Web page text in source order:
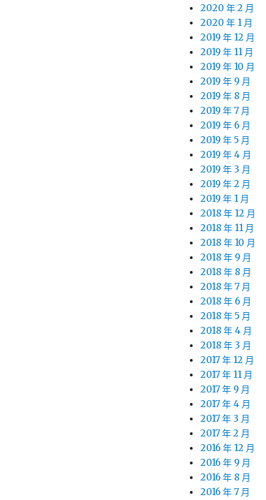
2020 年 2 月
2020 年 1 月
2019 年 12 月
2019 年 11 月
2019 年 10 月
2019 年 9 月
2019 年 8 月
2019 年 7 月
2019 年 6 月
2019 年 5 月
2019 年 4 月
2019 年 3 月
2019 年 2 月
2019 年 1 月
2018 年 12 月
2018 年 11 月
2018 年 10 月
2018 年 9 月
2018 年 8 月
2018 年 7 月
2018 年 6 月
2018 年 5 月
2018 年 4 月
2018 年 3 月
2017 年 12 月
2017 年 11 月
2017 年 9 月
2017 年 4 月
2017 年 3 月
2017 年 2 月
2016 年 12 月
2016 年 9 月
2016 年 8 月
2016 年 7 月